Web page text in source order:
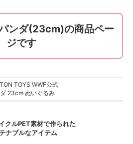
ンダ(23cm)の商品ペー
ジです
TOYS WWF公式
23cm ぬいぐるみ
クルPET素材で作られた
ナブルなアイテム